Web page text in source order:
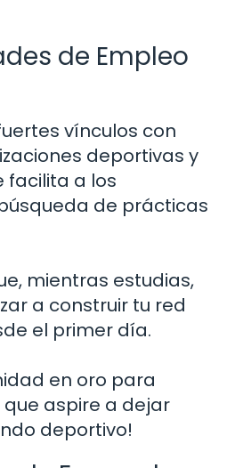
de Empleo
vínculos con
deportivas y
facilita a los
de prácticas
mientras estudias,
a construir tu red
el primer día.
en oro para
aspire a dejar
deportivo!